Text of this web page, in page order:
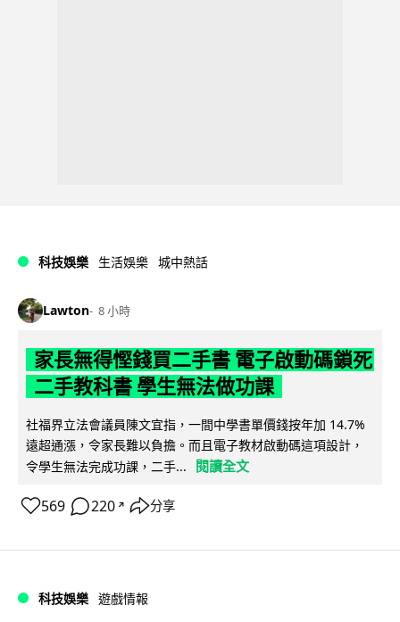
科技娛樂 生活娛樂 城中熱話
Lawton 8 小時
家長無得慳錢買二手書 電子啟動碼鎖死
二手教科書 學生無法做功課
社福界立法會議員陳文宜指，一間中學書單價錢按年加 14.7%
遠超通漲，令家長難以負擔。而且電子教材啟動碼這項設計，
令學生無法完成功課，二手...
閱讀全文
569 220 ↗ 分享
科技娛樂 遊戲情報